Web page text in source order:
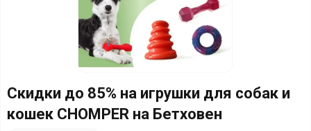
Скидки до 85% на игрушки для собак и
кошек CHOMPER на Бетховен